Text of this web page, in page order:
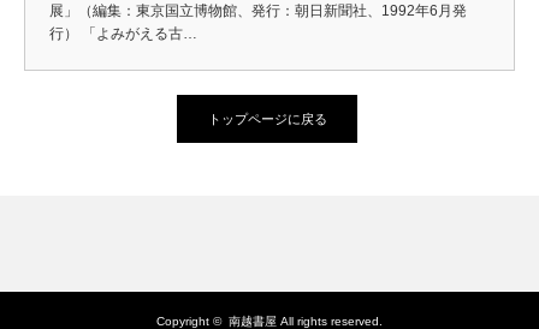
展」（編集：東京国立博物館、発行：朝日新聞社、1992年6月発
行） 「よみがえる古…
トップページに戻る
Copyright © 南越書屋 All rights reserved.